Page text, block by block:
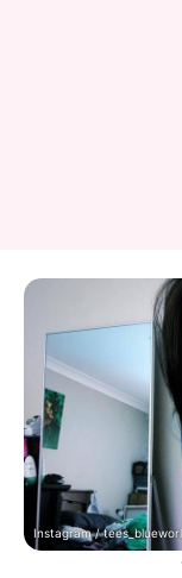
Instagram /